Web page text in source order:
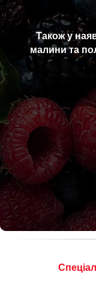
Також у
малини та